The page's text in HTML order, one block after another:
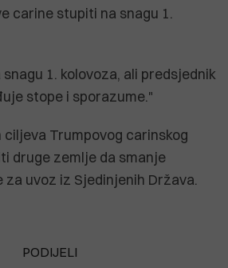
carine stupiti na snagu 1.
1. kolovoza, ali predsjednik
stope i sporazume."
Trumpovog carinskog
druge zemlje da smanje
uvoz iz Sjedinjenih Država.
PODIJELI